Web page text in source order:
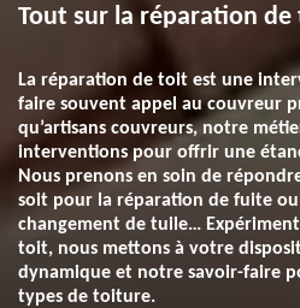
Tout sur la réparation de
La réparation de toit est une
faire souvent appel au couvreur
qu’artisans couvreurs, notre
interventions pour offrir une
Nous prenons en soin de
soit pour la réparation de fuite ou
changement de tuile…
toit, nous mettons à votre
dynamique et notre savoir-faire
types de toiture.